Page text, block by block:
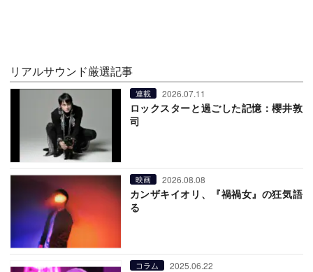
リアルサウンド厳選記事
連載 2026.07.11
ロックスターと過ごした記憶：櫻井敦
司
映画 2026.08.08
カンザキイオリ、『禍禍女』の狂気語
る
コラム 2025.06.22